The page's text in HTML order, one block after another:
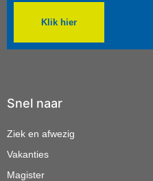
Klik hier
Snel naar
Ziek en afwezig
Vakanties
Magister